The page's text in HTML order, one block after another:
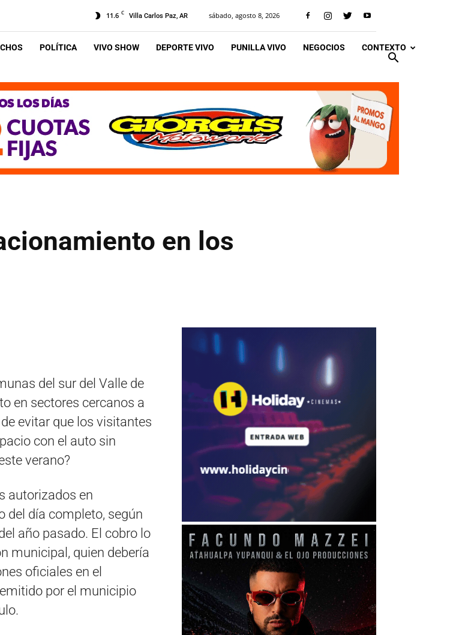
11.6 C Villa Carlos Paz, AR sábado, agosto 8, 2026
POLÍTICA VIVO SHOW DEPORTE VIVO PUNILLA VIVO NEGOCIOS CONTEXTO
en los
del sur del Valle de
en sectores cercanos a
evitar que los visitantes
con el auto sin
verano?
autorizados en
del día completo, según
año pasado. El cobro lo
municipal, quien debería
oficiales en el
por el municipio